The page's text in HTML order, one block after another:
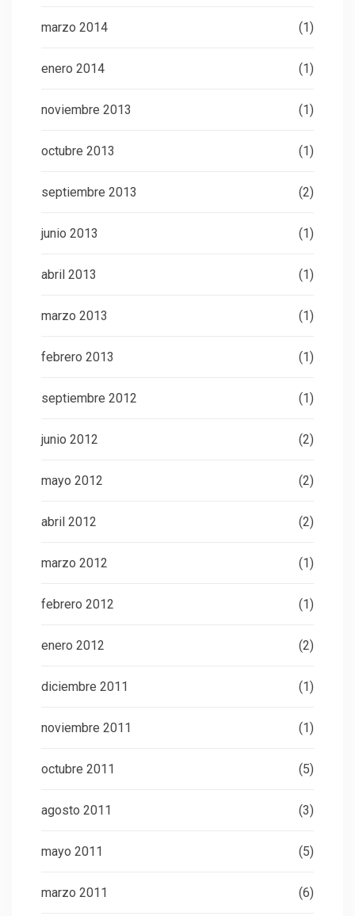
marzo 2014 (1)
enero 2014 (1)
noviembre 2013 (1)
octubre 2013 (1)
septiembre 2013 (2)
junio 2013 (1)
abril 2013 (1)
marzo 2013 (1)
febrero 2013 (1)
septiembre 2012 (1)
junio 2012 (2)
mayo 2012 (2)
abril 2012 (2)
marzo 2012 (1)
febrero 2012 (1)
enero 2012 (2)
diciembre 2011 (1)
noviembre 2011 (1)
octubre 2011 (5)
agosto 2011 (3)
mayo 2011 (5)
marzo 2011 (6)